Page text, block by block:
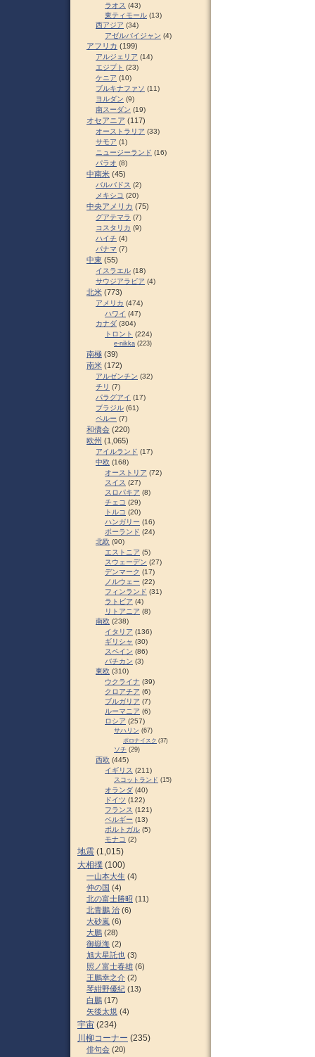
ラオス (43)
東ティモール (13)
西アジア (34)
アゼルバイジャン (4)
アフリカ (199)
アルジェリア (14)
エジプト (23)
ケニア (10)
ブルキナファソ (11)
ヨルダン (9)
南スーダン (19)
オセアニア (117)
オーストラリア (33)
サモア (1)
ニュージーランド (16)
パラオ (8)
中南米 (45)
バルバドス (2)
メキシコ (20)
中央アメリカ (75)
グアテマラ (7)
コスタリカ (9)
ハイチ (4)
パナマ (7)
中東 (55)
イスラエル (18)
サウジアラビア (4)
北米 (773)
アメリカ (474)
ハワイ (47)
カナダ (304)
トロント (224)
e-nikka (223)
南極 (39)
南米 (172)
アルゼンチン (32)
チリ (7)
パラグアイ (17)
ブラジル (61)
ペルー (7)
和僑会 (220)
欧州 (1,065)
アイルランド (17)
中欧 (168)
オーストリア (72)
スイス (27)
スロパキア (8)
チェコ (29)
トルコ (20)
ハンガリー (16)
ポーランド (24)
北欧 (90)
エストニア (5)
スウェーデン (27)
デンマーク (17)
ノルウェー (22)
フィンランド (31)
ラトビア (4)
リトアニア (8)
南欧 (238)
イタリア (136)
ギリシャ (30)
スペイン (86)
バチカン (3)
東欧 (310)
ウクライナ (39)
クロアチア (6)
ブルガリア (7)
ルーマニア (6)
ロシア (257)
サハリン (67)
ポロナイスク (37)
ソチ (29)
西欧 (445)
イギリス (211)
スコットランド (15)
オランダ (40)
ドイツ (122)
フランス (121)
ベルギー (13)
ポルトガル (5)
モナコ (2)
地震 (1,015)
大相撲 (100)
一山本大生 (4)
仲の国 (4)
北の富士勝昭 (11)
北青鵬 治 (6)
大砂嵐 (6)
大鵬 (28)
御嶽海 (2)
旭大星託也 (3)
照ノ富士春雄 (6)
王鵬幸之介 (2)
琴紺野優紀 (13)
白鵬 (17)
矢後太規 (4)
宇宙 (234)
川柳コーナー (235)
俳句会 (20)